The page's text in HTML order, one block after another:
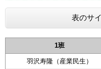
表のサ
1班
羽沢寿隆（産業民生）